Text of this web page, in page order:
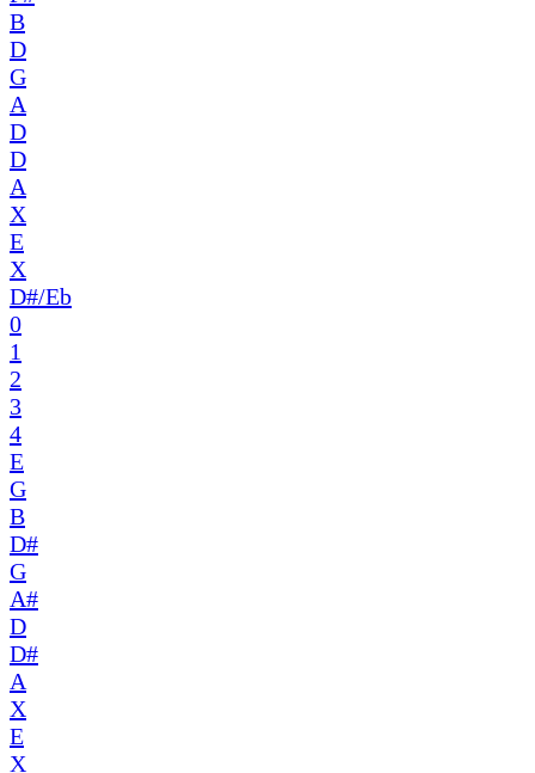
B
D
G
A
D
D
A
X
E
X
D#/Eb
0
1
2
3
4
E
G
B
D#
G
A#
D
D#
A
X
E
X